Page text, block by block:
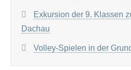
Exkursion der 9. Klassen
Dachau
Volley-Spielen in der